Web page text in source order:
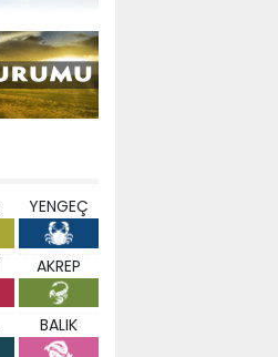
YENGEÇ
AKREP
BALIK